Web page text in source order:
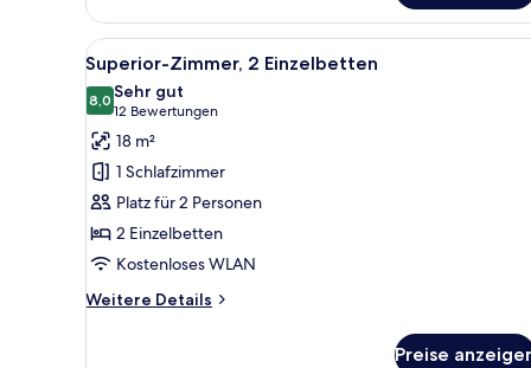
Alle
Fotos
für
Superior-
Zimmer,
2 Einzelbetten
anzeigen
Ein Hotelzimmer mit zwei
5
Superior-Zimmer, 2 Einzelbetten
8,08,0 von 10
Sehr gut
12 Bewertungen
(12
Bewertungen)
18 m²
1 Schlafzimmer
Platz für 2 Personen
2 Einzelbetten
Kostenloses WLAN
Weitere Details
Weitere
Preise